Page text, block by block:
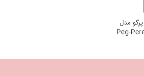
مدل
Peg-